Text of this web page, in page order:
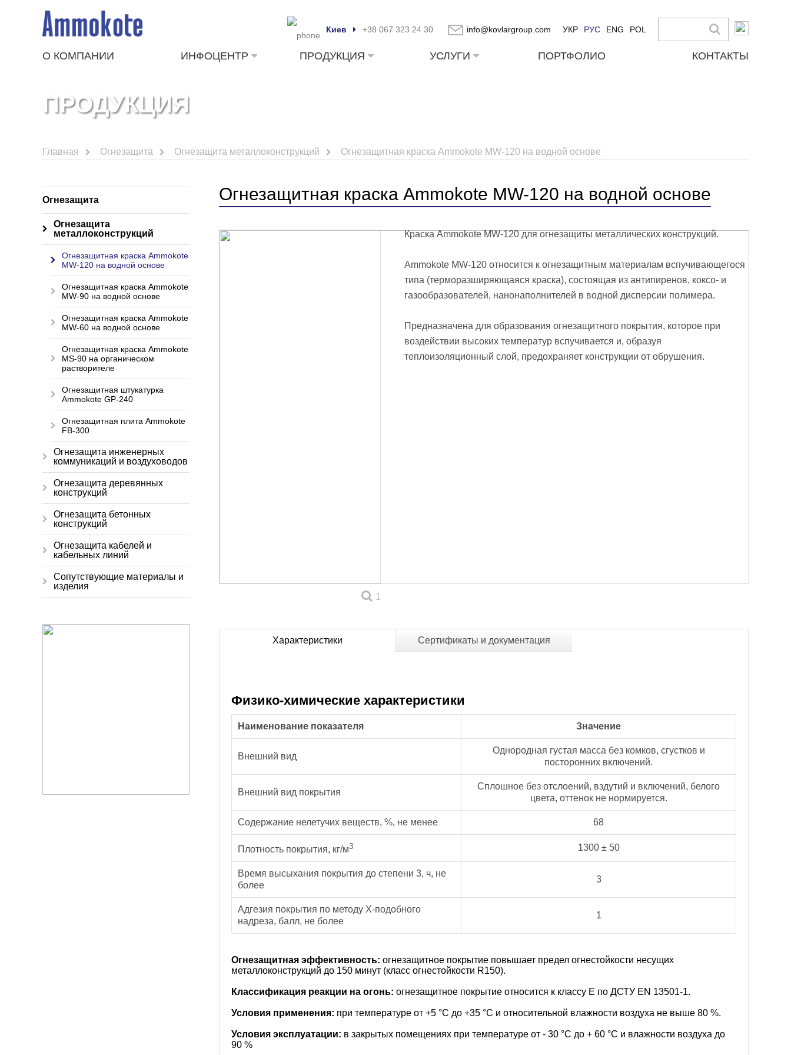
Киев +38 067 323 24 30 info@kovlargroup.com УКР РУС ENG POL
О КОМПАНИИ ИНФОЦЕНТР ПРОДУКЦИЯ УСЛУГИ ПОРТФОЛИО КОНТАКТЫ
ПРОДУКЦИЯ
Главная Огнезащита Огнезащита металлоконструкций Огнезащитная краска Ammokote MW-120 на водной основе
Огнезащита
Огнезащита
металлоконструкций
Огнезащитная краска Ammokote
MW-120 на водной основе
Огнезащитная краска Ammokote
MW-90 на водной основе
Огнезащитная краска Ammokote
MW-60 на водной основе
Огнезащитная краска Ammokote
MS-90 на органическом
растворителе
Огнезащитная штукатурка
Ammokote GP-240
Огнезащитная плита Ammokote
FB-300
Огнезащита инженерных
коммуникаций и воздуховодов
Огнезащита деревянных
конструкций
Огнезащита бетонных
конструкций
Огнезащита кабелей и
кабельных линий
Сопутствующие материалы и
изделия
Огнезащитная краска Ammokote MW-120 на водной основе
1
Краска Ammokote MW-120 для огнезащиты металлических конструкций.
Ammokote MW-120 относится к огнезащитным материалам вспучивающегося
типа (терморазширяющаяся краска), состоящая из антипиренов, коксо- и
газообразователей, нанонаполнителей в водной дисперсии полимера.
Предназначена для образования огнезащитного покрытия, которое при
воздействии высоких температур вспучивается и, образуя
теплоизоляционный слой, предохраняет конструкции от обрушения.
Характеристики Сертификаты и документация
Физико-химические характеристики
Наименование показателя Значение
Внешний вид
Однородная густая масса без комков, сгустков и
посторонних включений.
Внешний вид покрытия
Сплошное без отслоений, вздутий и включений, белого
цвета, оттенок не нормируется.
Содержание нелетучих веществ, %, не менее 68
Плотность покрытия, кг/м3 1300 ± 50
Время высыхания покрытия до степени 3, ч, не
более
3
Адгезия покрытия по методу Х-подобного
надреза, балл, не более
1
Огнезащитная эффективность: огнезащитное покрытие повышает предел огнестойкости несущих
металлоконструкций до 150 минут (класс огнестойкости R150).
Классификация реакции на огонь: огнезащитное покрытие относится к классу Е по ДСТУ ЕN 13501-1.
Условия применения: при температуре от +5 °С до +35 °С и относительной влажности воздуха не выше 80 %.
Условия эксплуатации: в закрытых помещениях при температуре от - 30 °С до + 60 °С и влажности воздуха до
90 %